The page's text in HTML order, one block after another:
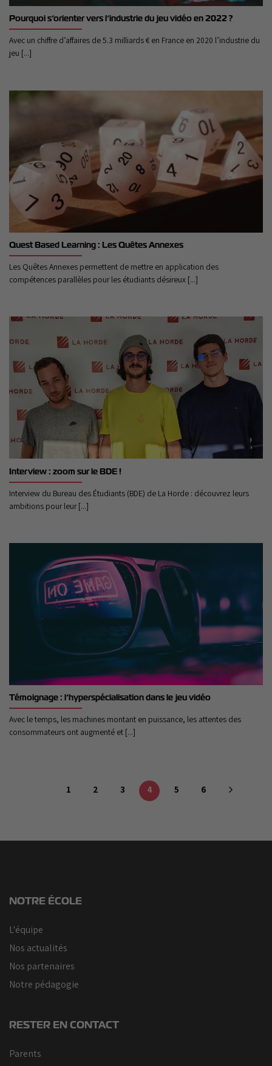
Pourquoi s’orienter vers l’industrie du jeu vidéo en 2022 ?
Avec un chiffre d’affaires de 5.3 milliards € en France en 2020 l’industrie du
jeu [...]
Quest Based Learning : Les Quêtes Annexes
Les Quêtes Annexes permettent de mettre en application des
compétences parallèles pour les étudiants désireux [...]
Interview : zoom sur le BDE !
Interview du Bureau des Étudiants (BDE) de La Horde : découvrez leurs
ambitions pour leur [...]
Témoignage : l’hyperspécialisation dans le jeu vidéo
Avec le temps, les machines montant en puissance, les attentes des
consommateurs ont augmenté et [...]
1 2 3 4 5 6
NOTRE ÉCOLE
L'équipe
Nos actualités
Nos partenaires
Notre pédagogie
RESTER EN CONTACT
Parents